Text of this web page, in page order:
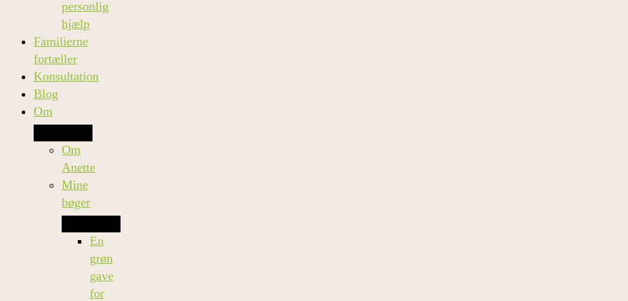
personlig
hjælp
Familierne
fortæller
Konsultation
Blog
Om
Om
Anette
Mine
bøger
En
grøn
gave
for